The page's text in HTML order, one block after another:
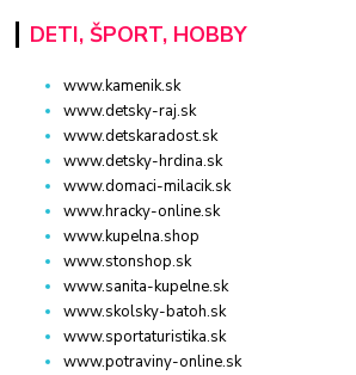
DETI, ŠPORT, HOBBY
www.kamenik.sk
www.detsky-raj.sk
www.detskaradost.sk
www.detsky-hrdina.sk
www.domaci-milacik.sk
www.hracky-online.sk
www.kupelna.shop
www.stonshop.sk
www.sanita-kupelne.sk
www.skolsky-batoh.sk
www.sportaturistika.sk
www.potraviny-online.sk